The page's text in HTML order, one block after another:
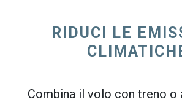
RIDUCI LE
Combina il volo con treno o